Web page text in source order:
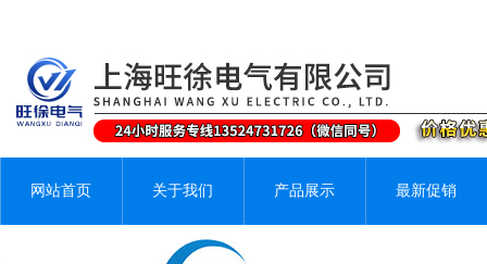
网站首页 关于我们 产品展示 最新促销